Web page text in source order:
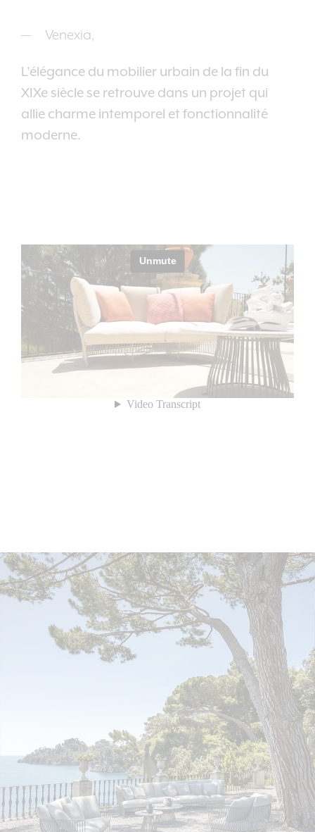
Venexia,
L'élégance du mobilier urbain de la fin du
XIXe siècle se retrouve dans un projet qui
allie charme intemporel et fonctionnalité
moderne.